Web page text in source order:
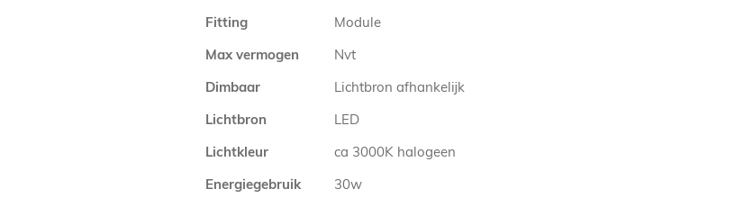
Fitting
Module
Max vermogen
Nvt
Dimbaar
Lichtbron afhankelijk
Lichtbron
LED
Lichtkleur
ca 3000K halogeen
Energiegebruik
30w